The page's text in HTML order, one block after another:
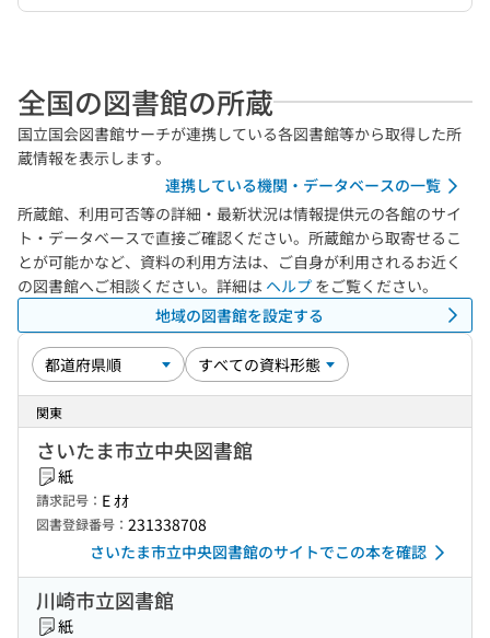
全国の図書館の所蔵
国立国会図書館サーチが連携している各図書館等から取得した所
蔵情報を表示します。
連携している機関・データベースの一覧
所蔵館、利用可否等の詳細・最新状況は情報提供元の各館のサイ
ト・データベースで直接ご確認ください。所蔵館から取寄せるこ
とが可能かなど、資料の利用方法は、ご自身が利用されるお近く
の図書館へご相談ください。詳細は ヘルプ をご覧ください。
地域の図書館を設定する
関東
さいたま市立中央図書館
紙
請求記号： E ｵｵ
図書登録番号： 231338708
さいたま市立中央図書館のサイトでこの本を確認
川崎市立図書館
紙